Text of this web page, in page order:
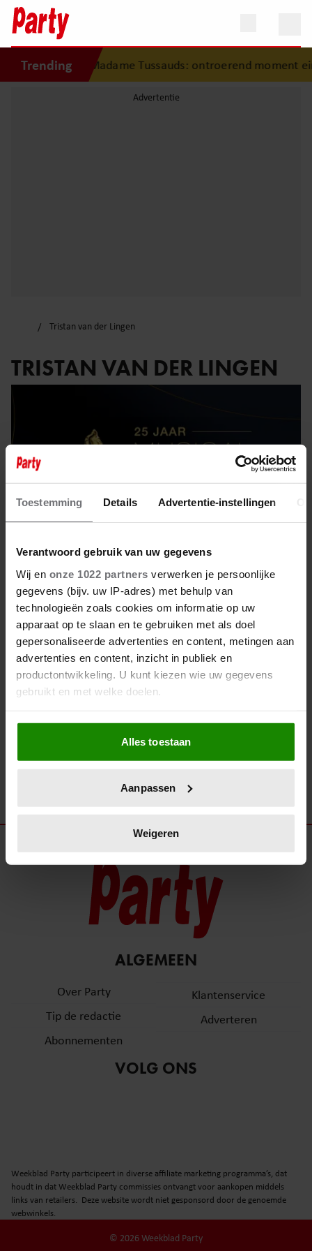
Toestemming Details Advertentie-instellingen
Verantwoord gebruik van uw gegevens
Wij en onze 1022 partners verwerken je persoonlijke
gegevens (bijv. uw IP-adres) met behulp van
technologieën zoals cookies om informatie op uw
apparaat op te slaan en te gebruiken met als doel
gepersonaliseerde advertenties en content, metingen aan
advertenties en content, inzicht in publiek en
productontwikkeling. U kunt kiezen wie uw gegevens
gebruikt en met welke doelen.
Als u het toestaat, willen we ook graag:
Informatie verzamelen over uw geografische
locatie, die tot een paar meter nauwkeurig kan zijn
scannen op specifieke eigenschappen (fingerprinting)
verwerkt en stel uw voorkeuren in het
intrekken in de Cookieverklaring.
We gebruiken cookies om content en advertenties te
personaliseren, om functies voor social media te bieden
en om ons websiteverkeer te analyseren. Ook delen we
partners voor social media, adverteren en analyse. Deze
informatie die u aan ze heeft verstrekt of die ze hebben
verzameld op basis van uw gebruik van hun services. U
gebruiken.
Alles toestaan
Aanpassen
Weigeren
Trending
jonge fan in Madame Tussauds: ontroerend moment
Tristan van der Lingen
TRISTAN VAN DER LINGEN
16 april 2025
BEKIJK SNEL… DE MOOISTE
MODE VAN HET ‘MUSICAL
AWARDS GALA 2025’
ALGEMEEN
Over Party
Tip de redactie
Abonnementen
Klantenservice
Adverteren
VOLG ONS
Weekblad Party participeert in diverse affiliate marketing programma’s, dat
houdt in dat Weekblad Party commissies ontvangt voor aankopen middels
links van retailers. Deze website wordt niet gesponsord door de genoemde
webwinkels.
© 2026 Weekblad Party